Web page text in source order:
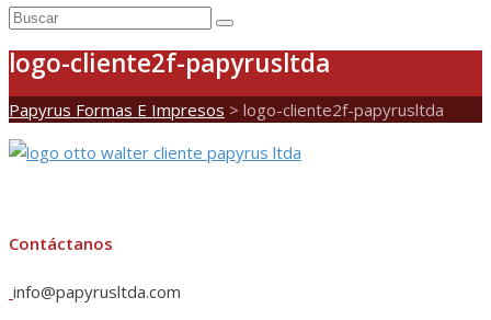
logo-cliente2f-papyrusltda
Papyrus Formas E Impresos > logo-cliente2f-papyrusltda
Contáctanos
info@papyrusltda.com